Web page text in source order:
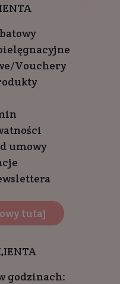
Vouchery
umowy
tutaj
godzinach: